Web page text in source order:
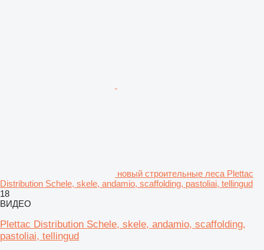
новый строительные леса Plettac
Distribution Schele, skele, andamio, scaffolding, pastoliai, tellingud
18
ВИДЕО
Plettac Distribution Schele, skele, andamio, scaffolding,
pastoliai, tellingud